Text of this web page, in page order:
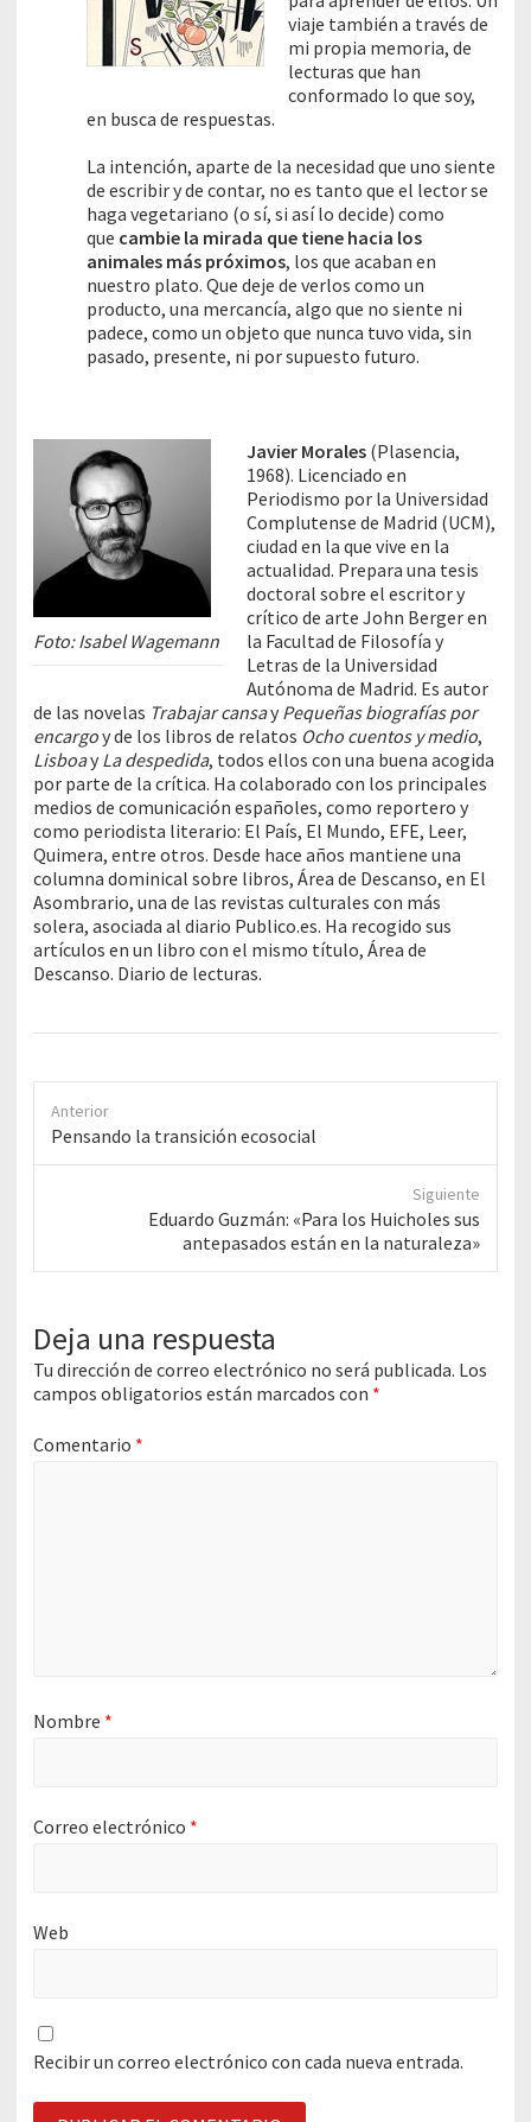
viaje también a través de
mi propia memoria, de
lecturas que han
conformado lo que soy,
en busca de respuestas.
La intención, aparte de la necesidad que uno siente
de escribir y de contar, no es tanto que el lector se
haga vegetariano (o sí, si así lo decide) como
que cambie la mirada que tiene hacia los
animales más próximos, los que acaban en
nuestro plato. Que deje de verlos como un
producto, una mercancía, algo que no siente ni
padece, como un objeto que nunca tuvo vida, sin
pasado, presente, ni por supuesto futuro.
Foto: Isabel Wagemann
Javier Morales (Plasencia,
1968). Licenciado en
Periodismo por la Universidad
Complutense de Madrid (UCM),
ciudad en la que vive en la
actualidad. Prepara una tesis
doctoral sobre el escritor y
crítico de arte John Berger en
la Facultad de Filosofía y
Letras de la Universidad
Autónoma de Madrid. Es autor
de las novelas Trabajar cansay Pequeñas biografías por
encargoy de los libros de relatos Ocho cuentos y medio,
Lisboay La despedida, todos ellos con una buena acogida
por parte de la crítica. Ha colaborado con los principales
medios de comunicación españoles, como reportero y
como periodista literario: El País, El Mundo, EFE, Leer,
Quimera, entre otros. Desde hace años mantiene una
columna dominical sobre libros, Área de Descanso, en El
Asombrario, una de las revistas culturales con más
solera, asociada al diario Publico.es. Ha recogido sus
artículos en un libro con el mismo título, Área de
Descanso. Diario de lecturas.
Anterior
Anterior
Pensando la transición ecosocial
Siguiente
Eduardo Guzmán: «Para los Huicholes sus
antepasados están en la naturaleza»
Deja una respuesta
Tu dirección de correo electrónico no será publicada. Los
campos obligatorios están marcados con *
Comentario *
Nombre *
Correo electrónico *
Web
Recibir un correo electrónico con cada nueva entrada.